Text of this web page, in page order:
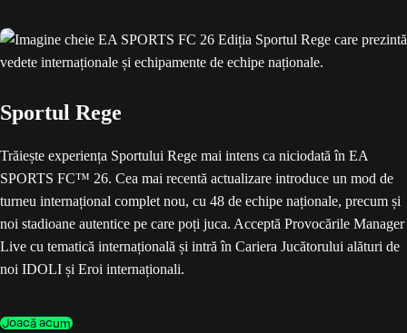
Sportul Rege
Trăiește experiența Sportului Rege mai intens ca niciodată în EA
SPORTS FC™ 26. Cea mai recentă actualizare introduce un mod de
turneu internațional complet nou, cu 48 de echipe naționale, precum și
noi stadioane autentice pe care poți juca. Acceptă Provocările Manager
Live cu tematică internațională și intră în Cariera Jucătorului alături de
noi IDOLI și Eroi internaționali.
Joacă acum